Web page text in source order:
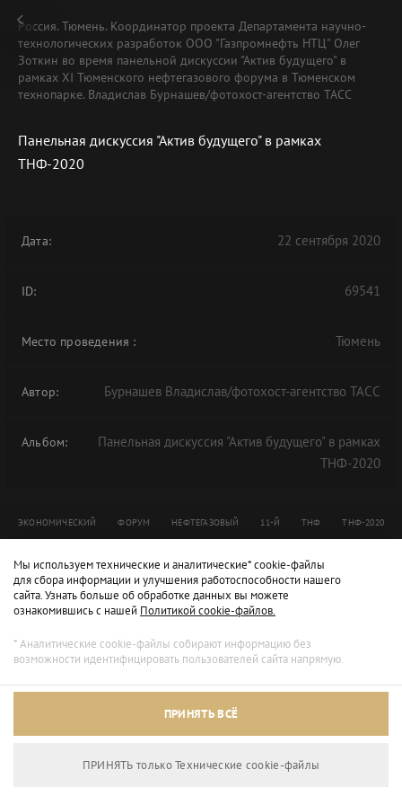
Россия. Тюмень. Координатор проекта Департамента научно-
технологических разработок ООО "Газпромнефть НТЦ" Олег
Зоткин во время панельной дискуссии "Актив будущего" в
рамках XI Тюменского нефтегазового форума в Тюменском
технопарке. Владислав Бурнашев/фотохост-агентство ТАСС
Панельная дискуссия "Актив будущего" в рамках
ТНФ-2020
Дата: 22 сентября 2020
ID: 69541
Место проведения : Тюмень
Автор: Бурнашев Владислав/фотохост-агентство ТАСС
Альбом:
Панельная дискуссия "Актив будущего" в рамках
ТНФ-2020
ЭКОНОМИЧЕСКИЙ ФОРУМ НЕФТЕГАЗОВЫЙ 11-Й ТНФ ТНФ-2020
Мы используем технические и аналитические* cookie-файлы
для сбора информации и улучшения работоспособности нашего
сайта. Узнать больше об обработке данных вы можете
ознакомившись с нашей Политикой cookie-файлов.
* Аналитические cookie-файлы собирают информацию без
возможности идентифицировать пользователей сайта напрямую.
ПРИНЯТЬ ВСЁ
ПРИНЯТЬ только Технические сookie-файлы